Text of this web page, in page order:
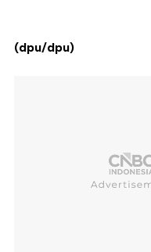
(dpu/dpu)